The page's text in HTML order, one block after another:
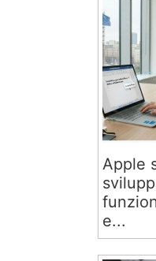
Apple
e...